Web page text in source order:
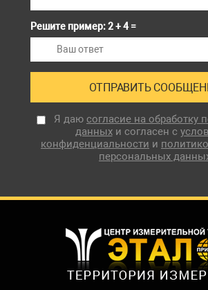
Решите пример: 2 + 4 =
Я даю согласие на обработку
данныхи согласен с
конфиденциальности и
персональных